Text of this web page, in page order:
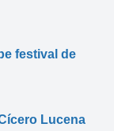
festival de
Lucena